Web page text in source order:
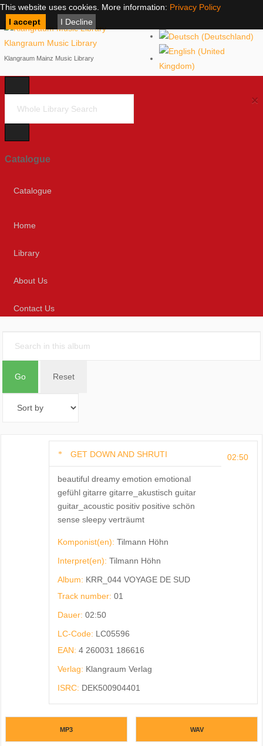
Klangraum Music Library
Klangraum Mainz Music Library
×
Catalogue
Catalogue
Home
Library
About Us
Contact Us
GET DOWN AND SHRUTI 02:50
beautiful dreamy emotion emotional
gefühl gitarre gitarre_akustisch guitar
guitar_acoustic positiv positive schön
sense sleepy verträumt
Komponist(en): Tilmann Höhn
Interpret(en): Tilmann Höhn
Album: KRR_044 VOYAGE DE SUD
Track number: 01
Dauer: 02:50
LC-Code: LC05596
EAN: 4 260031 186616
Verlag: Klangraum Verlag
ISRC: DEK500904401
MP3 WAV
This website uses cookies. More information: Privacy Policy
I accept
I Decline